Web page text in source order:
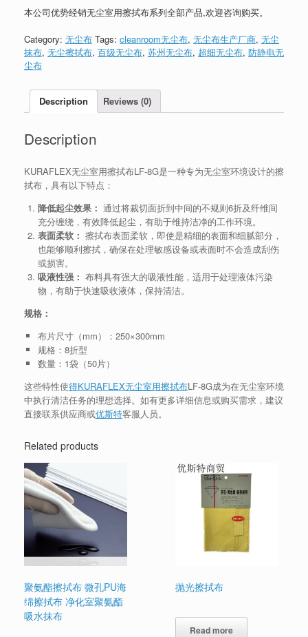
本公司优势经销无尘室用擦拭布系列全部产品,欢迎咨询购买。
Category: 无尘布 Tags: cleanroom无尘布, 无尘布生产厂商, 无尘
抹布, 无尘擦拭布, 百级无尘布, 苏州无尘布, 超细无尘布, 防静电无
尘布
Description Reviews (0)
Description
KURAFLEX无尘室用擦拭布LF-8G是一种专为无尘室环境设计的擦
拭布，具有以下特点：
降低起尘效果： 通过将裁切面折到中间的不规则6折及纤维间
充分缠绕，有效降低起尘，有助于维持洁净的工作环境。
表面柔软： 擦拭布表面柔软，即使是精细的表面和细腻部分，
也能够顺利擦拭，确保在处理敏感设备或表面时不会造成刮伤
或损害。
吸液性强： 布料具有强大的吸液性能，适用于处理液体污染
物，有助于快速吸收液体，保持清洁。
规格：
布片尺寸（mm）：250×300mm
规格：8折型
数量：1袋（50片）
这些特性使得KURAFLEX无尘室用擦拭布LF-8G成为在无尘室环境
中执行清洁任务的理想选择。如有更多详细信息或购买需求，建议
直接联系供应商或优斯特客服人员。
Related products
聚氨酯擦拭布 微孔PU海
绵擦拭布 净化室聚氨酯
吸水抹布
抛光擦拭布
Read more